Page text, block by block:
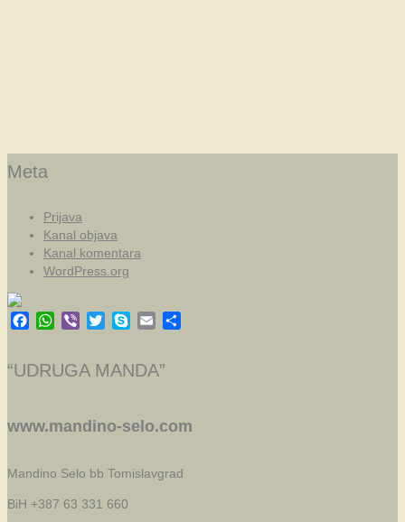
Meta
Prijava
Kanal objava
Kanal komentara
WordPress.org
Facebook
WhatsApp
Viber TwitterSkypeEmail
“UDRUGA MANDA”
www.mandino-selo.com
Mandino Selo bb Tomislavgrad
BiH +387 63 331 660